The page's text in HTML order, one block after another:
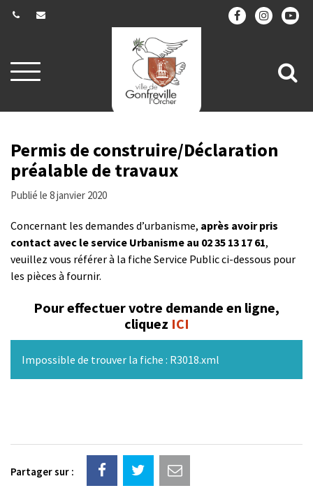
Aller
à
navigation
à
Permis de construire/Déclaration
préalable de travaux
Publié le 8 janvier 2020
Concernant les demandes d’urbanisme, après avoir pris
contact avec le service Urbanisme au 02 35 13 17 61,
veuillez vous référer à la fiche Service Public ci-dessous pour
les pièces à fournir.
Pour effectuer votre demande en ligne,
cliquez ICI
Impossible de trouver la fiche : R3018.xml
Partager sur :